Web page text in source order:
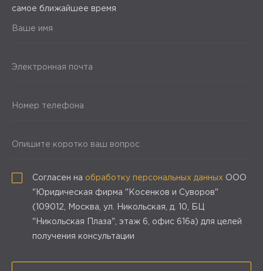
самое ближайшее время
Ваше имя
Электронная почта
Номер телефона
Опишите коротко ваш вопрос
Согласен на обработку персональных данных ООО
"Юридическая фирма "Косенков и Суворов"
(109012, Москва, ул. Никольская, д. 10, БЦ
"Никольская Плаза", этаж 6, офис 616а) для целей
получения консультации